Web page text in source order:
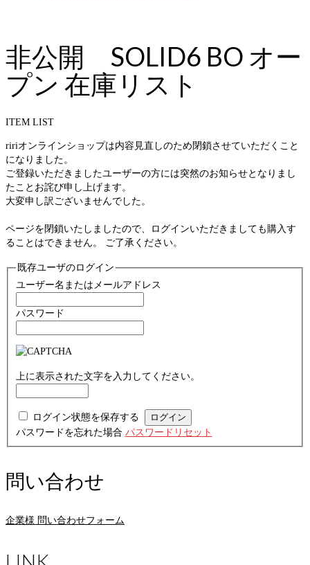
非公開 SOLID6 BO オー
プン 在庫リスト
ITEM LIST
ririオンラインショップは内容見直しのため閉鎖させていただくこと
になりました。
ご登録いただきましたユーザーの方には突然のお知らせとなりまし
たことお詫び申し上げます。
大変申し訳ございませんでした。
ページを閉鎖いたしましたので、ログインいただきましても購入す
ることはできません。 ご了承ください。
既存ユーザのログイン
ユーザー名またはメールアドレス
パスワード
上に表示された文字を入力してください。
ログイン状態を保存する
パスワードを忘れた場合 パスワードリセット
問い合わせ
企業様 問い合わせフォーム